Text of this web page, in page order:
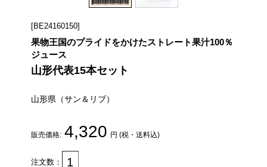
[BE24160150]
果物王国のプライドをかけたストレート果汁100％
ジュース
山形代表15本セット
山形県（サン＆リブ）
販売価格: 4,320 円 (税・送料込)
注文数：